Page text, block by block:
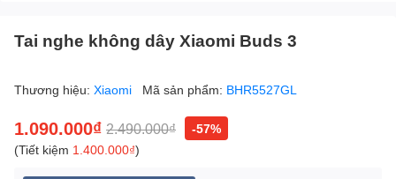
Tai nghe không dây Xiaomi Buds 3
Thương hiệu: Xiaomi Mã sản phẩm: BHR5527GL
1.090.000₫ 2.490.000₫
-57%
(Tiết kiệm 1.400.000₫)